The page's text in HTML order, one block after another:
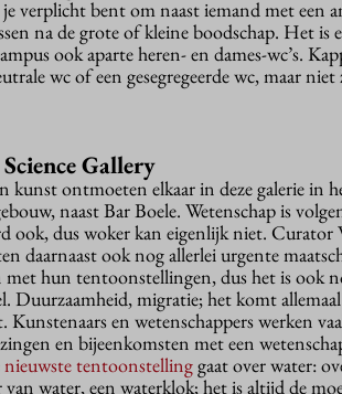
verplicht bent om naast iemand met een
na de grote of kleine boodschap. Het is
ook aparte heren- en dames-wc’s.
wc of een gesegregeerde wc, maar niet
Gallery
kunst ontmoeten elkaar in deze galerie in
naast Bar Boele. Wetenschap is
ook, dus woker kan eigenlijk niet. Curator
daarnaast ook nog allerlei urgente
met hun tentoonstellingen, dus het is ook
Duurzaamheid, migratie; het komt
en wetenschappers werken
en bijeenkomsten met een
nieuwste tentoonstellinggaat over water:
water, een waterklok; het is altijd de